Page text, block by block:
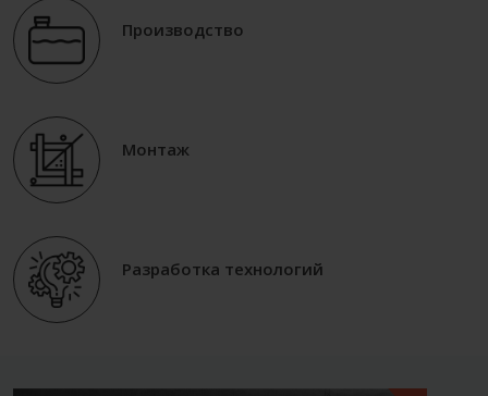
Производство
Монтаж
Разработка технологий